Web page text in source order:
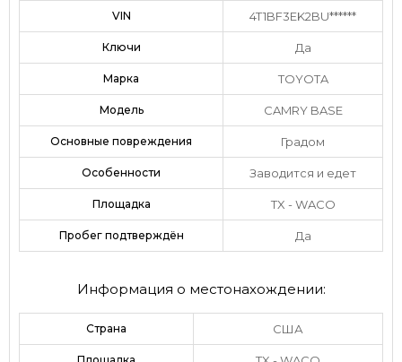
VIN 4T1BF3EK2BU******
Ключи Да
Марка TOYOTA
Модель CAMRY BASE
Основные повреждения Градом
Особенности Заводится и едет
Площадка TX - WACO
Пробег подтверждён Да
Информация о местонахождении:
Страна США